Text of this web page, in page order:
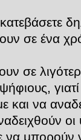
σε ένα
σε
να
να